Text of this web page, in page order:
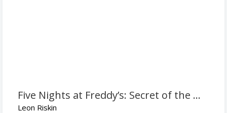
Five Nights at Freddy’s: Secret of the Mimic
Leon Riskin